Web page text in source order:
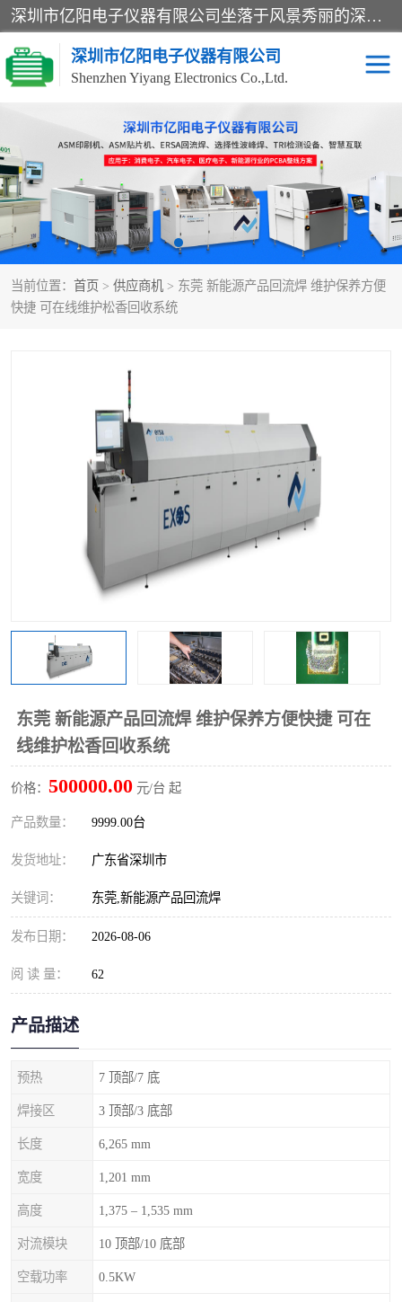
深圳市亿阳电子仪器有限公司坐落于风景秀丽的深圳市光明区，集SMT设备销售务为一体，努力为客户提供电子装配解决方案。与行业**SMT设备厂商：ASM（印刷机，锡膏检查机，贴片机），德国ERSA（爱莎）建立了稳固的代理合作关系，销售的设备一直保持**电子装配行业未来发展方向，能够满足客户各种繁杂产品的生产应用。
深圳市亿阳电子仪器有限公司
Shenzhen Yiyang Electronics Co.,Ltd.
当前位置： 首页 > 供应商机 > 东莞 新能源产品回流焊 维护保养方便
快捷 可在线维护松香回收系统
东莞 新能源产品回流焊 维护保养方便快捷 可在
线维护松香回收系统
价格： 500000.00 元/台 起
产品数量： 9999.00台
发货地址： 广东省深圳市
关键词： 东莞,新能源产品回流焊
发布日期： 2026-08-06
阅 读 量： 62
产品描述
预热 7 顶部/7 底
焊接区 3 顶部/3 底部
长度 6,265 mm
宽度 1,201 mm
高度 1,375 – 1,535 mm
对流模块 10 顶部/10 底部
空载功率 0.5KW
SX全自动高速贴片机 E系列中速贴片机
NeoHorizon全自动锡膏印
刷机
选择性波峰焊
VERSAFLOW-335
回流焊HOTFLOW 3/20e 波峰焊
BGA返修台HR600/2 自动光学检测TR7700QE
自动光学检测TR7710
TX 全自动高速贴片机